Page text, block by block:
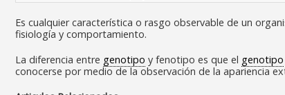
Es cualquier característica o rasgo observable de un
fisiología y comportamiento.
La diferencia entre genotipo y fenotipo es que el genotipo
conocerse por medio de la observación de la apariencia